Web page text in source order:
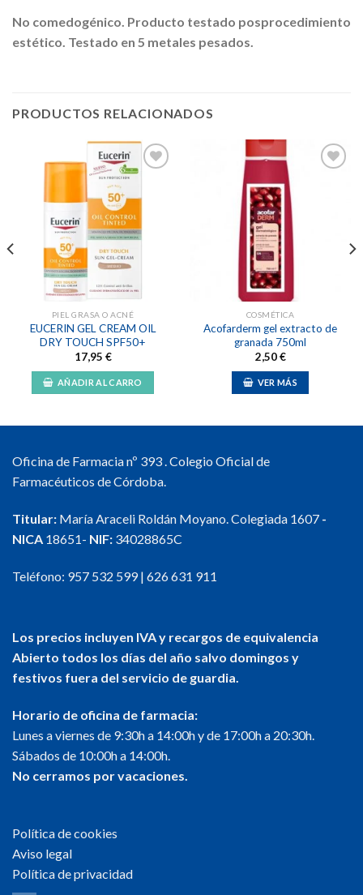
No comedogénico. Producto testado posprocedimiento
estético. Testado en 5 metales pesados.
PRODUCTOS RELACIONADOS
lista de
deseos
PIEL GRASA O ACNÉ
EUCERIN GEL CREAM OIL
DRY TOUCH SPF50+
17,95 €
AÑADIR AL CARRO
COSMÉTICA
Acofarderm gel extracto de
granada 750ml
2,50€
VER MÁS
Oficina de Farmacia nº 393 . Colegio Oficial de
Farmacéuticos de Córdoba.
Titular: María Araceli Roldán Moyano. Colegiada 1607 -
NICA 18651- NIF: 34028865C
Teléfono: 957 532 599| 626 631 911
Los precios incluyen IVA y recargos de equivalencia
Abierto todos los días del año salvo domingos y
festivos fuera del servicio de guardia.
Horario de oficina de farmacia:
Lunes a viernes de 9:30h a 14:00h y de 17:00h a 20:30h.
Sábados de 10:00h a 14:00h.
No cerramos por vacaciones.
Política de cookies
Aviso legal
Política de privacidad